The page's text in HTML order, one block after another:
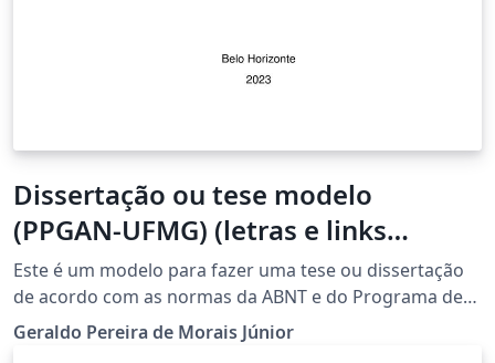
Dissertação ou tese modelo
(PPGAN-UFMG) (letras e links
pretos)
Este é um modelo para fazer uma tese ou dissertação
de acordo com as normas da ABNT e do Programa de
Pós-Graduação em Antropologia da UFMG (mas os
links e referências estarão na cor preta). Feito com base
Geraldo Pereira de Morais Júnior